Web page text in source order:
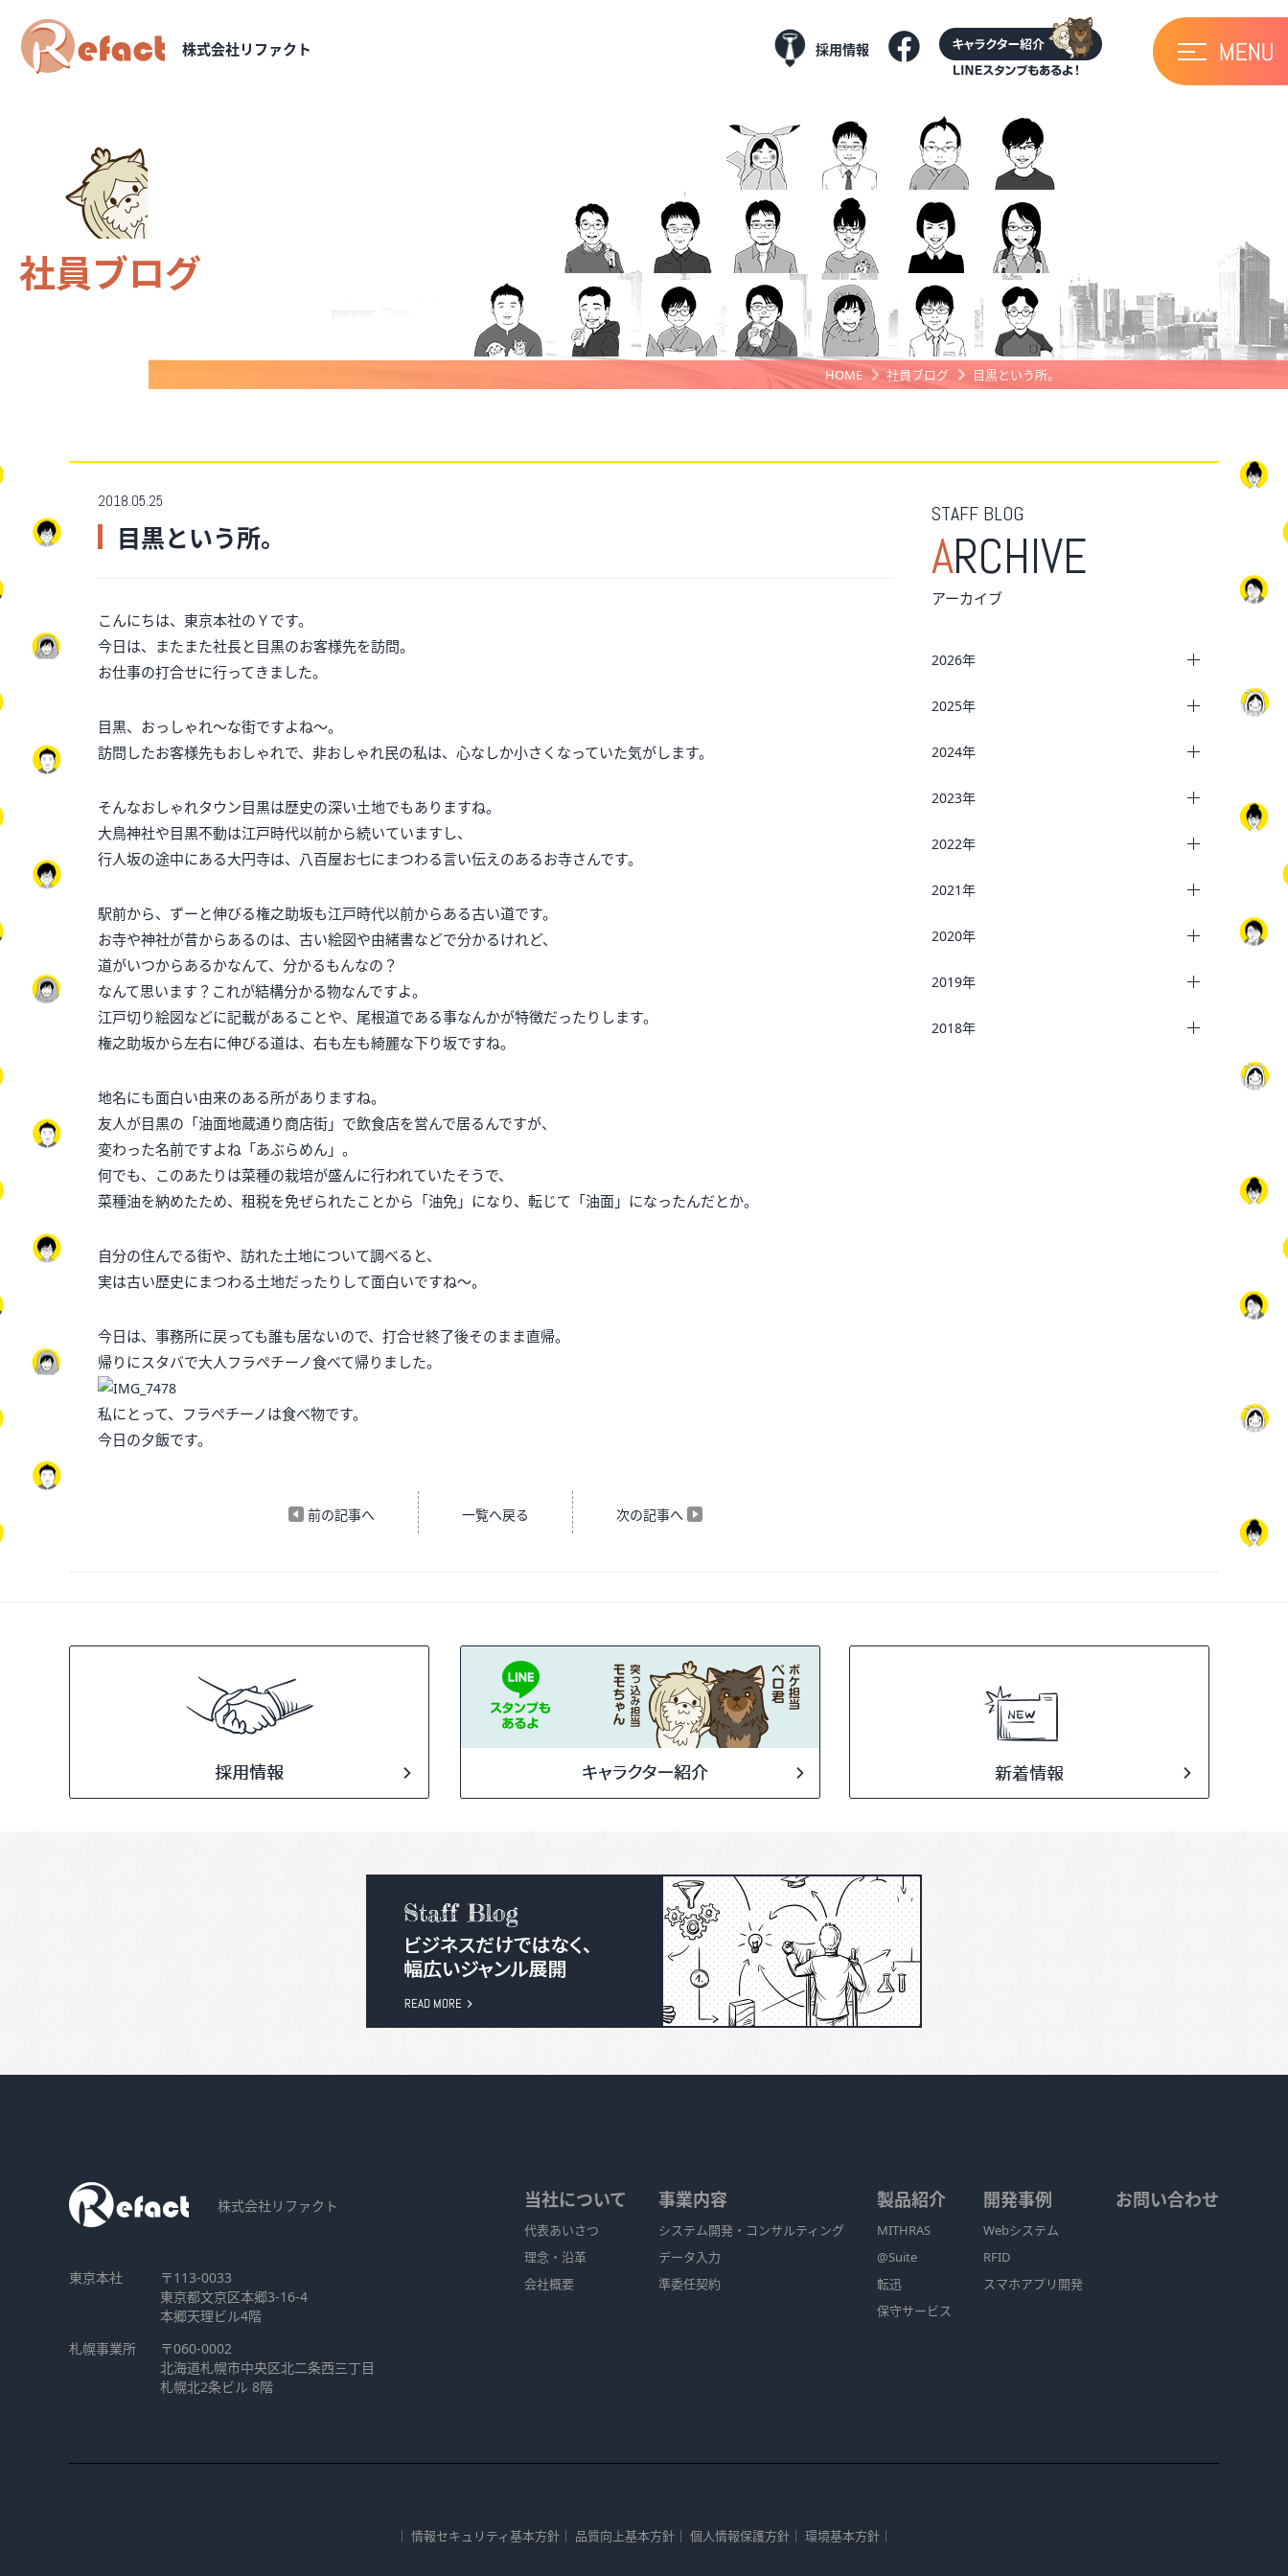
株式会社リファクト 採用情報
社員ブログ
HOME 社員ブログ 目黒という所。
2018.05.25
目黒という所。
こんにちは、東京本社のＹです。
今日は、またまた社長と目黒のお客様先を訪問。
お仕事の打合せに行ってきました。
目黒、おっしゃれ～な街ですよね～。
訪問したお客様先もおしゃれで、非おしゃれ民の私は、心なしか小さくなっていた気がします。
そんなおしゃれタウン目黒は歴史の深い土地でもありますね。
大鳥神社や目黒不動は江戸時代以前から続いていますし、
行人坂の途中にある大円寺は、八百屋お七にまつわる言い伝えのあるお寺さんです。
駅前から、ずーと伸びる権之助坂も江戸時代以前からある古い道です。
お寺や神社が昔からあるのは、古い絵図や由緒書などで分かるけれど、
道がいつからあるかなんて、分かるもんなの？
なんて思います？これが結構分かる物なんですよ。
江戸切り絵図などに記載があることや、尾根道である事なんかが特徴だったりします。
権之助坂から左右に伸びる道は、右も左も綺麗な下り坂ですね。
地名にも面白い由来のある所がありますね。
友人が目黒の「油面地蔵通り商店街」で飲食店を営んで居るんですが、
変わった名前ですよね「あぶらめん」。
何でも、このあたりは菜種の栽培が盛んに行われていたそうで、
菜種油を納めたため、租税を免ぜられたことから「油免」になり、転じて「油面」になったんだとか。
自分の住んでる街や、訪れた土地について調べると、
実は古い歴史にまつわる土地だったりして面白いですね～。
今日は、事務所に戻っても誰も居ないので、打合せ終了後そのまま直帰。
帰りにスタバで大人フラペチーノ食べて帰りました。
私にとって、フラペチーノは食べ物です。
今日の夕飯です。
前の記事へ 一覧へ戻る 次の記事へ
STAFF BLOG
ARCHIVE
アーカイブ
2026年
2025年
2024年
2023年
2022年
2021年
2020年
2019年
2018年
株式会社リファクト
東京本社
〒113-0033
東京都文京区本郷3-16-4
本郷天理ビル4階
札幌事業所
〒060-0002
北海道札幌市中央区北二条西三丁目
札幌北2条ビル 8階
当社について
代表あいさつ
理念・沿革
会社概要
事業内容
システム開発・コンサルティング
データ入力
準委任契約
製品紹介
MITHRAS
@Suite
転迅
保守サービス
開発事例
Webシステム
RFID
スマホアプリ開発
お問い合わせ
｜ 情報セキュリティ基本方針 ｜ 品質向上基本方針 ｜ 個人情報保護方針 ｜ 環境基本方針 ｜